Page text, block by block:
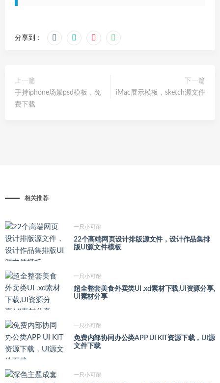
分享到：
上一篇
手持iphone场景psd模板，免
费下载
下一篇
iMac展示模板，sketch源文件
相关推荐
一只小可耐
22个高端网页设计排版源文件，设计作品集排
版UI源文件模板
一只小可耐
超全整套美食外卖类UI .xd素材下载,UI资源分享,
UI素材分享
一只小可耐
免费内部协同办公类APP UI KIT资源下载，UI源
文件下载
一只小可耐